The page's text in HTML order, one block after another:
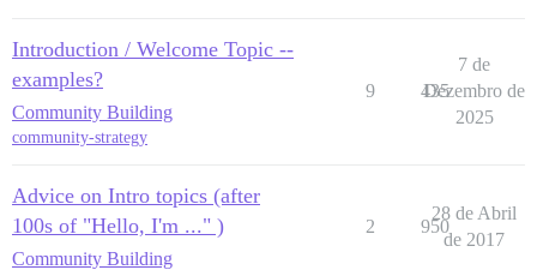
Introduction / Welcome Topic --
examples?
Community Building
community-strategy
9 435
7 de
Dezembro de
2025
Advice on Intro topics (after
100s of "Hello, I'm ..." )
Community Building
2 950
28 de Abril
de 2017